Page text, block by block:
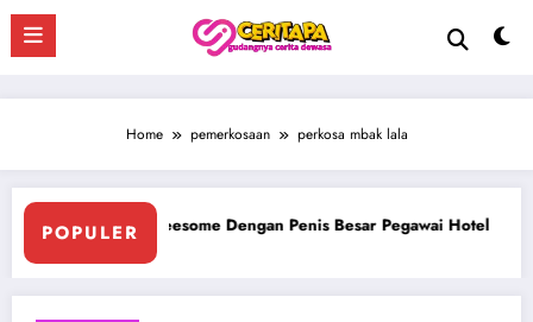
Skip
content
Home pemerkosaan perkosa mbak lala
POPULERNgentot Bersama Perawan Montok Berjilbab